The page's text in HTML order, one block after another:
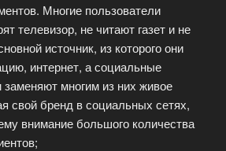
Многие пользователи
телевизор, не читают газет и не
источник, из которого они
интернет, а социальные
многим из них живое
свой бренд в социальных сетях,
внимание большого количества